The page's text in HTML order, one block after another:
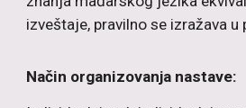
izveštaje, pravilno se izražava
Način organizovanja nastave: